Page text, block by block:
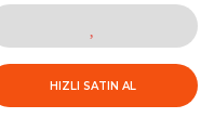
HIZLI SATIN AL